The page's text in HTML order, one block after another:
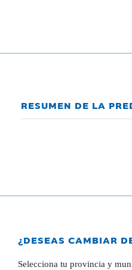
RESUMEN DE LA
¿DESEAS CAMBIAR
Selecciona tu provincia y